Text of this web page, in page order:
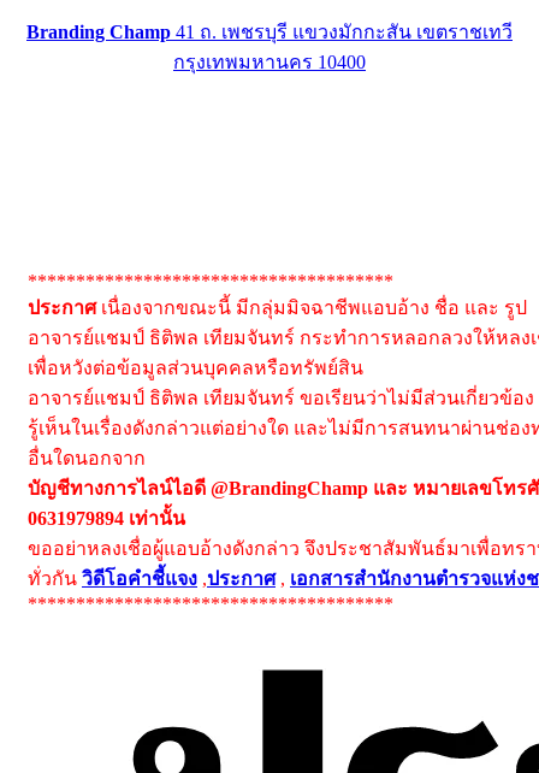
Branding Champ 41 ถ. เพชรบุรี แขวงมักกะสัน เขตราชเทวี
กรุงเทพมหานคร 10400
**************************************
ประกาศเนื่องจากขณะนี้ มีกลุ่มมิจฉาชีพแอบอ้าง ชื่อ และ รูป
อาจารย์แชมป์ ธิติพล เทียมจันทร์ กระทำการหลอกลวงให้หลง
เพื่อหวังต่อข้อมูลส่วนบุคคลหรือทรัพย์สิน
อาจารย์แชมป์ ธิติพล เทียมจันทร์ ขอเรียนว่าไม่มีส่วนเกี่ยวข้อ
รู้เห็นในเรื่องดังกล่าวแต่อย่างใด และไม่มีการสนทนาผ่านช่อง
อื่นใดนอกจาก
บัญชีทางการไลน์ไอดี @BrandingChamp และ หมายเลขโทร
0631979894 เท่านั้น
ขออย่าหลงเชื่อผู้แอบอ้างดังกล่าว จึงประชาสัมพันธ์มาเพื่อทร
ทั่วกัน วิดีโอคำชี้แจง ,ประกาศ, เอกสารสำนักงานตำรวจแห่ง
**************************************